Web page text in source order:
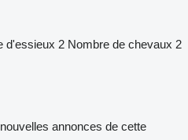
d'essieux 2 Nombre de chevaux 2
annonces de cette